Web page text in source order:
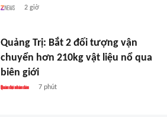
2 giờ
Quảng Trị: Bắt 2 đối tượng vận
chuyển hơn 210kg vật liệu nổ qua
biên giới
7 phút